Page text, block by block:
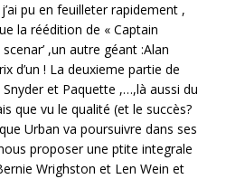
pu en feuilleter rapidement ,
la réédition de « Captain
,un autre géant :Alan
d’un ! La deuxieme partie de
Snyder et Paquette ,…,là aussi du
que vu le qualité (et le succès?
Urban va poursuivre dans ses
proposer une ptite integrale
Wrighston et Len Wein et